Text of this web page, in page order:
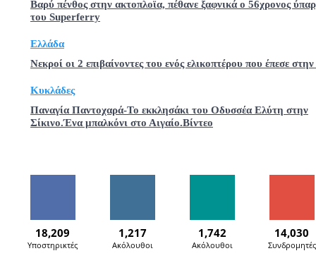
Βαρύ πένθος στην ακτοπλοϊα, πέθανε ξαφνικά ο 56χρονος
του Superferry
Ελλάδα
Νεκροί οι 2 επιβαίνοντες του ενός ελικοπτέρου που έπεσε
Κυκλάδες
Παναγία Παντοχαρά-Το εκκλησάκι του Οδυσσέα Ελύτη στην
Σίκινο.Ένα μπαλκόνι στο Αιγαίο.Βίντεο
18,209
Υποστηρικτές
1,217
Ακόλουθοι
1,742
Ακόλουθοι
14,030
Συνδρομητές